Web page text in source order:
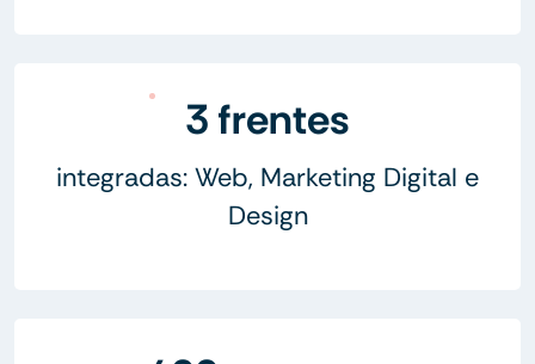
3 frentes
integradas: Web, Marketing Digital e
Design